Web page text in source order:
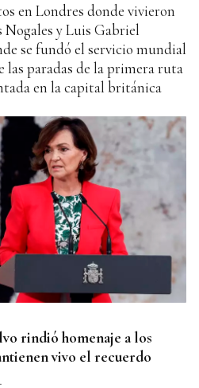
en Londres donde vivieron
y Luis Gabriel
se fundó el servicio mundial
las paradas de la primera ruta
en la capital británica
rindió homenaje a los
vivo el recuerdo